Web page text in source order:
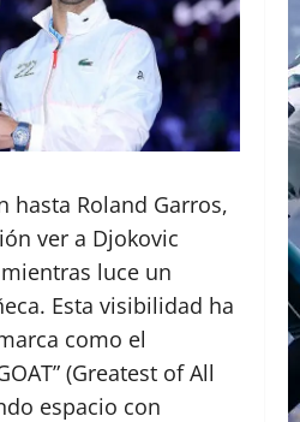
hasta Roland Garros,
ver a Djokovic
luce un
Esta visibilidad ha
como el
(Greatest of All
espacio con